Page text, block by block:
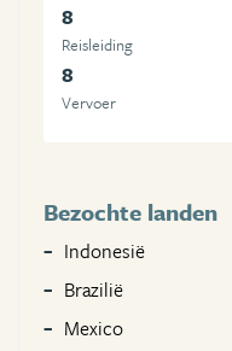
8
Reisleiding
8
Vervoer
Bezochte landen
Indonesië
Brazilië
Mexico